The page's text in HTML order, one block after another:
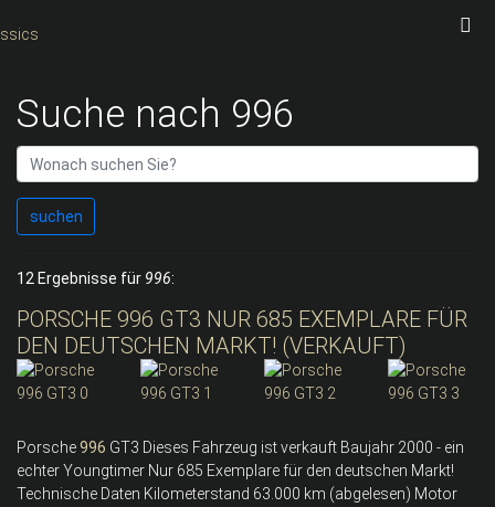
Suche nach 996
suchen
12 Ergebnisse für 996:
PORSCHE 996 GT3 NUR 685 EXEMPLARE FÜR
DEN DEUTSCHEN MARKT! (VERKAUFT)
Porsche996 GT3 Dieses Fahrzeug ist verkauft Baujahr 2000 - ein
echter Youngtimer Nur 685 Exemplare für den deutschen Markt!
Technische Daten Kilometerstand 63.000 km (abgelesen) Motor